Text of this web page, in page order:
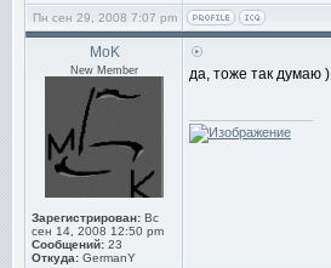
Пн сен 29, 2008 7:07 pm
MoK
New Member
Зарегистрирован: Вс
сен 14, 2008 12:50 pm
Сообщений: 23
Откуда: GermanY
да, тоже так думаю )